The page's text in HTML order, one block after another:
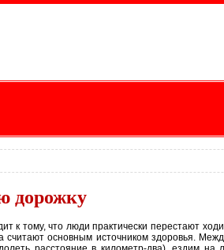
дорожку
к тому, что люди практически перестают
считают основным источником здоровья.